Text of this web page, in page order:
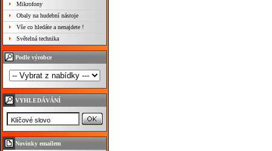
Mikrofony
Obaly na hudební nástoje
Vše co hledáte a nenajdete !
Světelná technika
Podle výrobce
VYHLEDÁVÁNÍ
Novinky emailem